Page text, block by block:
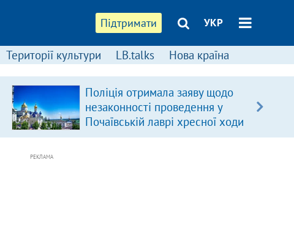
Підтримати УКР
Території культури LB.talks Нова країна
Поліція отримала заяву щодо
незаконності проведення у
Почаївській лаврі хресної ходи
РЕКЛАМА